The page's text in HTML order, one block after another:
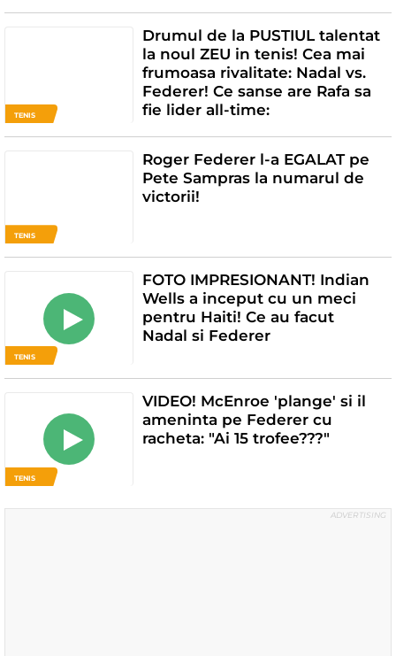
TENIS
Drumul de la PUSTIUL talentat
la noul ZEU in tenis! Cea mai
frumoasa rivalitate: Nadal vs.
Federer! Ce sanse are Rafa sa
fie lider all-time:
TENIS
Roger Federer l-a EGALAT pe
Pete Sampras la numarul de
victorii!
TENIS
FOTO IMPRESIONANT! Indian
Wells a inceput cu un meci
pentru Haiti! Ce au facut
Nadal si Federer
TENIS
VIDEO! McEnroe 'plange' si il
ameninta pe Federer cu
racheta: "Ai 15 trofee???"